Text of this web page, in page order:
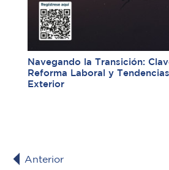
Navegando la Transición:
Reforma Laboral y
Exterior
Anterior